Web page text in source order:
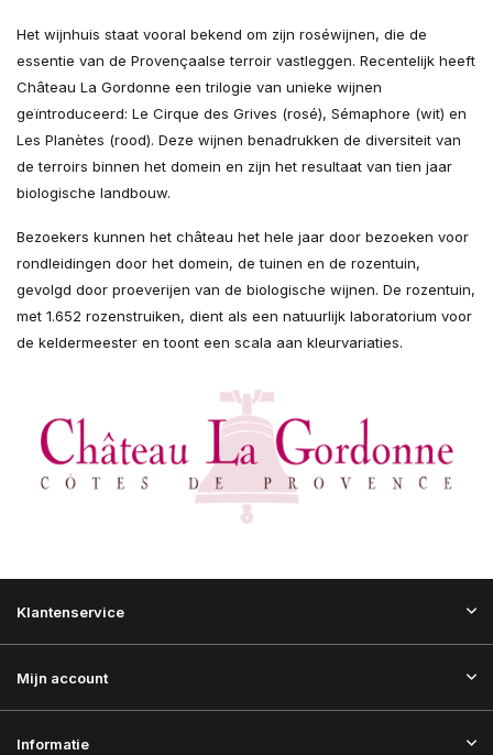
Het wijnhuis staat vooral bekend om zijn roséwijnen, die de
essentie van de Provençaalse terroir vastleggen. Recentelijk heeft
Château La Gordonne een trilogie van unieke wijnen
geïntroduceerd: Le Cirque des Grives (rosé), Sémaphore (wit) en
Les Planètes (rood). Deze wijnen benadrukken de diversiteit van
de terroirs binnen het domein en zijn het resultaat van tien jaar
biologische landbouw. ​
Bezoekers kunnen het château het hele jaar door bezoeken voor
rondleidingen door het domein, de tuinen en de rozentuin,
gevolgd door proeverijen van de biologische wijnen. De rozentuin,
met 1.652 rozenstruiken, dient als een natuurlijk laboratorium voor
de keldermeester en toont een scala aan kleurvariaties.
Klantenservice
Mijn account
Informatie